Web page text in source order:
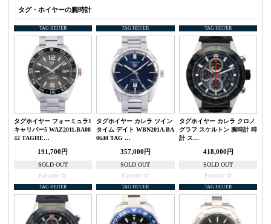
タグ・ホイヤーの腕時計
TAG HEUER
タグホイヤー フォーミュラ1
キャリバー5 WAZ2011.BA08
42 TAGHE…
191,700円
SOLD OUT
Favorite
TAG HEUER
タグホイヤー カレラ ツイン
タイム デイト WBN201A.BA
0640 TAG …
357,000円
SOLD OUT
Favorite
TAG HEUER
タグホイヤー カレラ クロノ
グラフ スケルトン 腕時計 時
計 ス…
418,000円
SOLD OUT
Favorite
TAG HEUER TAG HEUER TAG HEUER